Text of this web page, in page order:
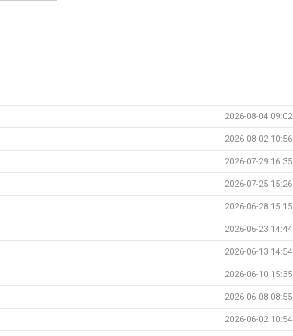
2026-08-04 09:02
2026-08-02 10:56
2026-07-29 16:35
2026-07-25 15:26
2026-06-28 15:15
2026-06-23 14:44
2026-06-13 14:54
2026-06-10 15:35
2026-06-08 08:55
2026-06-02 10:54